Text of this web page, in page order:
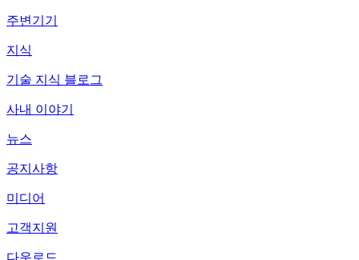
주변기기
지식
기술 지식 블로그
사내 이야기
뉴스
공지사항
미디어
고객지원
다운로드